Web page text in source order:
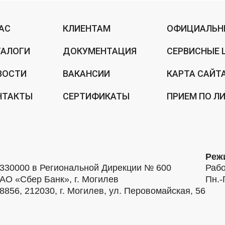
КЛИЕНТАМ
ДОКУМЕНТАЦИЯ
ВАКАНСИИ
СЕРТИФИКАТЫ
СЕРВИСНЫЕ
КАРТА
ПРИЕМ ПО
в Региональной Дирекции № 600
«Сбер Банк», г. Могилев
212030, г. Могилев, ул. Перовомайская, 56
Пн.-